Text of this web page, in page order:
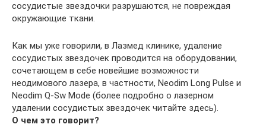
сосудистые звездочки разрушаются, не повреждая
окружающие ткани.
Как мы уже говорили, в Лазмед клинике, удаление
сосудистых звездочек проводится на оборудовании,
сочетающем в себе новейшие возможности
неодимового лазера, в частности, Neodim Long Pulse и
Neodim Q-Sw Mode (более подробно о лазерном
удалении сосудистых звездочек читайте здесь).
О чем это говорит?